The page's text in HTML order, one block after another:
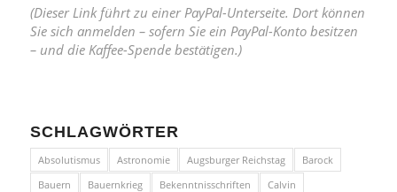
(Dieser Link führt zu einer PayPal-Unterseite. Dort können
Sie sich anmelden – sofern Sie ein PayPal-Konto besitzen
– und die Kaffee-Spende bestätigen.)
SCHLAGWÖRTER
Absolutismus Astronomie Augsburger Reichstag
Barock
Bauern
Bauernkrieg Bekenntnisschriften
Calvin